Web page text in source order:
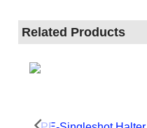
Related Products